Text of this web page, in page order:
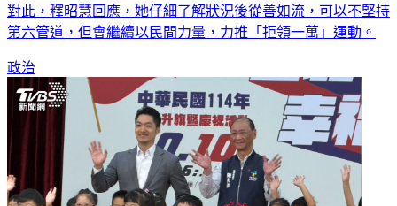
對此，釋昭慧回應，她仔細了解狀況後從善如流，可以不堅持
第六管道，但會繼續以民間力量，力推「拒領一萬」運動。
政治